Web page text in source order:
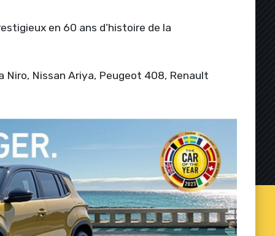
en 60 ans d’histoire de la
Niro, Nissan Ariya, Peugeot 408, Renault